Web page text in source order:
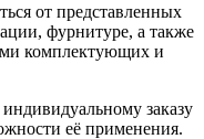
от представленных
фурнитуре, а также
комплектующих и
заказу
её применения.